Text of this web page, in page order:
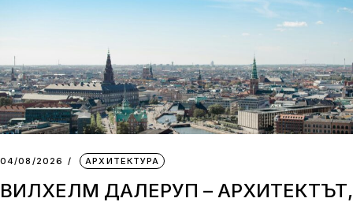
04/08/2026 АРХИТЕКТУРА
ВИЛХЕЛМ ДАЛЕРУП – АРХИТЕКТЪТ,